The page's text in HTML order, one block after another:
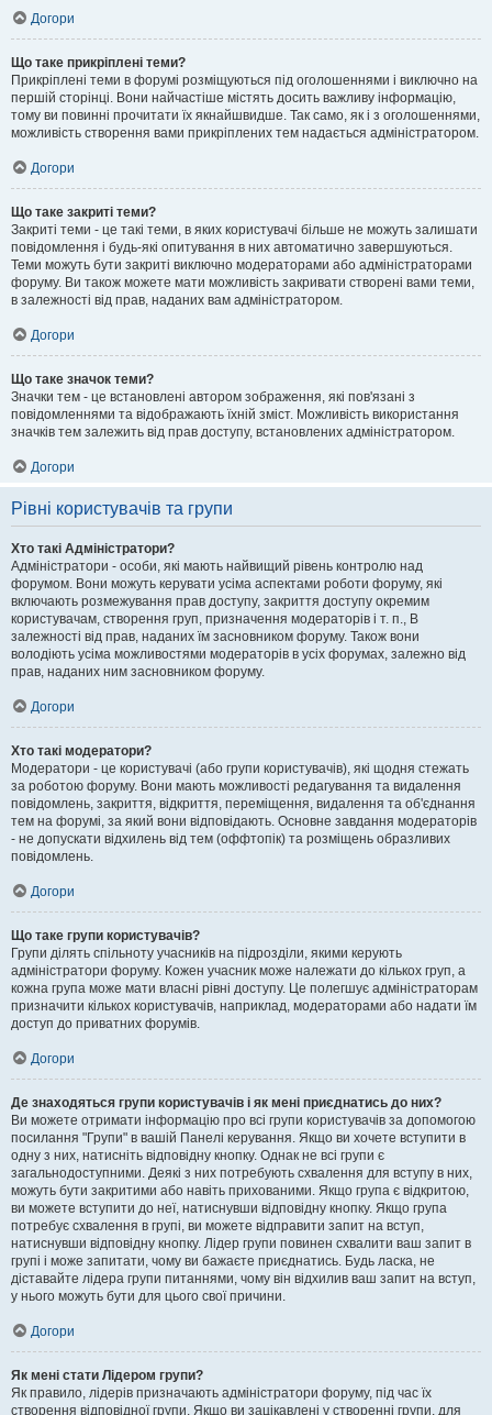
Догори
Що таке прикріплені теми?
Прикріплені теми в форумі розміщуються під оголошеннями і виключно на
першій сторінці. Вони найчастіше містять досить важливу інформацію,
тому ви повинні прочитати їх якнайшвидше. Так само, як і з оголошеннями,
можливість створення вами прикріплених тем надається адміністратором.
Догори
Що таке закриті теми?
Закриті теми - це такі теми, в яких користувачі більше не можуть залишати
повідомлення і будь-які опитування в них автоматично завершуються.
Теми можуть бути закриті виключно модераторами або адміністраторами
форуму. Ви також можете мати можливість закривати створені вами теми,
в залежності від прав, наданих вам адміністратором.
Догори
Що таке значок теми?
Значки тем - це встановлені автором зображення, які пов'язані з
повідомленнями та відображають їхній зміст. Можливість використання
значків тем залежить від прав доступу, встановлених адміністратором.
Догори
Рівні користувачів та групи
Хто такі Адміністратори?
Адміністратори - особи, які мають найвищий рівень контролю над
форумом. Вони можуть керувати усіма аспектами роботи форуму, які
включають розмежування прав доступу, закриття доступу окремим
користувачам, створення груп, призначення модераторів і т. п., В
залежності від прав, наданих їм засновником форуму. Також вони
володіють усіма можливостями модераторів в усіх форумах, залежно від
прав, наданих ним засновником форуму.
Догори
Хто такі модератори?
Модератори - це користувачі (або групи користувачів), які щодня стежать
за роботою форуму. Вони мають можливості редагування та видалення
повідомлень, закриття, відкриття, переміщення, видалення та об'єднання
тем на форумі, за який вони відповідають. Основне завдання модераторів
- не допускати відхилень від тем (оффтопік) та розміщень образливих
повідомлень.
Догори
Що таке групи користувачів?
Групи ділять спільноту учасників на підрозділи, якими керують
адміністратори форуму. Кожен учасник може належати до кількох груп, а
кожна група може мати власні рівні доступу. Це полегшує адміністраторам
призначити кількох користувачів, наприклад, модераторами або надати їм
доступ до приватних форумів.
Догори
Де знаходяться групи користувачів і як мені приєднатись до них?
Ви можете отримати інформацію про всі групи користувачів за допомогою
посилання "Групи" в вашій Панелі керування. Якщо ви хочете вступити в
одну з них, натисніть відповідну кнопку. Однак не всі групи є
загальнодоступними. Деякі з них потребують схвалення для вступу в них,
можуть бути закритими або навіть прихованими. Якщо група є відкритою,
ви можете вступити до неї, натиснувши відповідну кнопку. Якщо група
потребує схвалення в групі, ви можете відправити запит на вступ,
натиснувши відповідну кнопку. Лідер групи повинен схвалити ваш запит в
групі і може запитати, чому ви бажаєте приєднатись. Будь ласка, не
діставайте лідера групи питаннями, чому він відхилив ваш запит на вступ,
у нього можуть бути для цього свої причини.
Догори
Як мені стати Лідером групи?
Як правило, лідерів призначають адміністратори форуму, під час їх
створення відповідної групи. Якщо ви зацікавлені у створенні групи, для